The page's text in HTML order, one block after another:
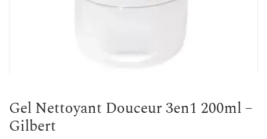
Gel Nettoyant Douceur 3en1 200ml –
Gilbert